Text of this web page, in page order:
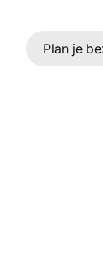
Ga naar
Plan je